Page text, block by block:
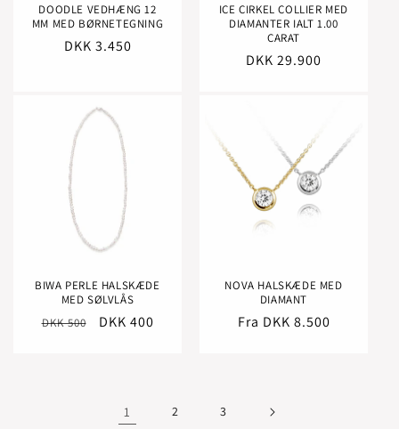
DOODLE VEDHÆNG 12
MM MED BØRNETEGNING
Normalpris
DKK 3.450
ICE CIRKEL COLLIER MED
DIAMANTER IALT 1.00
CARAT
Normalpris
DKK 29.900
BIWA PERLE HALSKÆDE
MED SØLVLÅS
Normalpris
DKK 500 Udsalgspris
DKK 400
NOVA HALSKÆDE MED
DIAMANT
Normalpris
Fra DKK 8.500
1 2 3